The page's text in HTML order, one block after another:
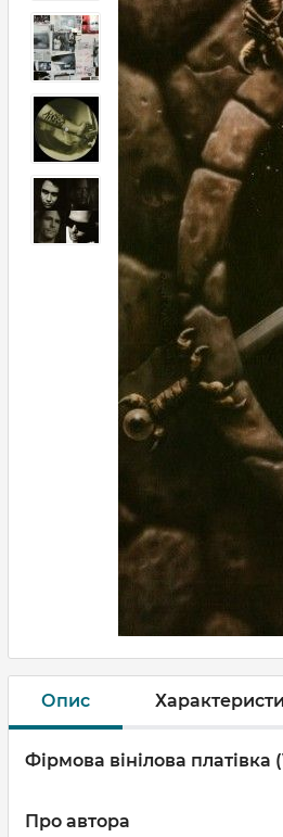
Опис
Фірмова вінілова платівка
Про автора